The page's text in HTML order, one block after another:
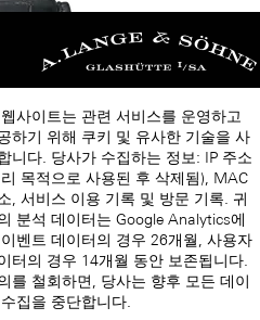
사이트는 관련 서비스를 운영하고
하기 위해 쿠키 및 유사한 기술을 사
니다. 당사가 수집하는 정보: IP 주소
목적으로 사용된 후 삭제됨), MAC
, 서비스 이용 기록 및 방문 기록. 귀
분석 데이터는 Google Analytics에
벤트 데이터의 경우 26개월, 사용자
터의 경우 14개월 동안 보존됩니다.
를 철회하면, 당사는 향후 모든 데이
집을 중단합니다.